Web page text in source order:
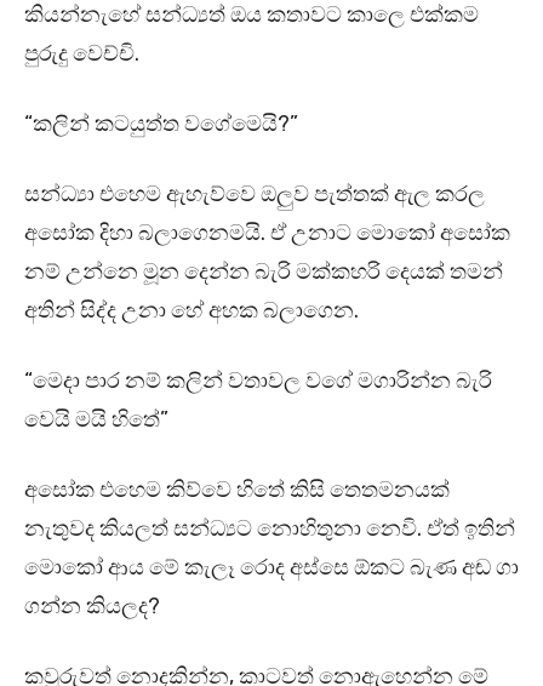
කියන්නැහේ සන්ධ්‍යත් ඔය කතාවට කාලෙ එක්කම
පුරුදු වෙච්චි.
“කලින් කටයුත්ත වගේමෙයි?”
සන්ධ්‍යා එහෙම ඇහැව්වෙ ඔලුව පැත්තක් ඇල කරල
අසෝක දිහා බලාගෙනමයි. ඒ උනාට මොකෝ අසෝක
නම් උන්නෙ මූන දෙන්න බැරි මක්කහරි දෙයක් තමන්
අතින් සිද්ද උනා හේ අහක බලාගෙන.
“මෙදා පාර නම් කලින් වතාවල වගේ මගාරින්න බැරි
වෙයි මයි හිතේ”
අසෝක එහෙම කිව්වෙ හිතේ කිසි තෙතමනයක්
නැතුවද කියලත් සන්ධ්‍යට නොහිතුනා නෙවි. ඒත් ඉතින්
මොකෝ ආය මේ කැලෑ රොද අස්සෙ ඕකට බැණ අඬ ගා
ගන්න කියලද?
කවුරුවත් නොදකින්න, කාටවත් නොඇහෙන්න මේ